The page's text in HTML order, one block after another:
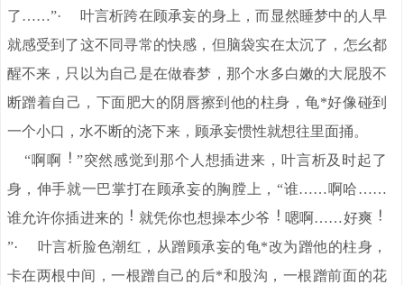
了……”· 叶言析跨在顾承妄的身上，而显然睡梦中的人早
就感受到了这不同寻常的快感，但脑袋实在太沉了，怎幺都
醒不来，只以为自己是在做春梦，那个水多白嫩的大屁股不
断蹭着自己，下面肥大的阴唇擦到他的柱身，龟*好像碰到
一个小口，水不断的浇下来，顾承妄惯性就想往里面捅。
“啊啊
”突然感觉到那个人想插进来，叶言析及时起了
身，伸手就一巴掌打在顾承妄的胸膛上，“谁……啊哈……
谁允许你插进来的
就凭你也想操本少爷
嗯啊……好爽
”· 叶言析脸色潮红，从蹭顾承妄的龟*改为蹭他的柱身，
卡在两根中间，一根蹭自己的后*和股沟，一根蹭前面的花